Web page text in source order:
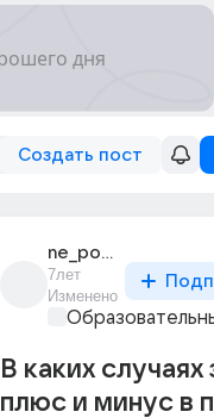
Создать пост
ne_pomniu_imia_7
7лет
Изменено
В каких случаях
плюс и минус в